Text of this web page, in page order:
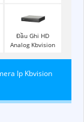
Đầu Ghi HD
Analog Kbvision
Ip Kbvision